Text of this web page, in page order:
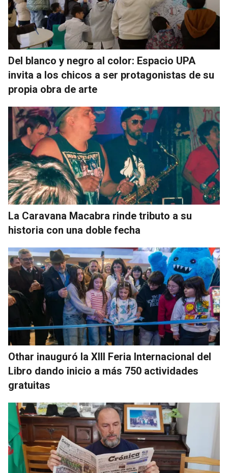
Del blanco y negro al color: Espacio UPA
invita a los chicos a ser protagonistas de su
propia obra de arte
La Caravana Macabra rinde tributo a su
historia con una doble fecha
Othar inauguró la XIII Feria Internacional del
Libro dando inicio a más 750 actividades
gratuitas